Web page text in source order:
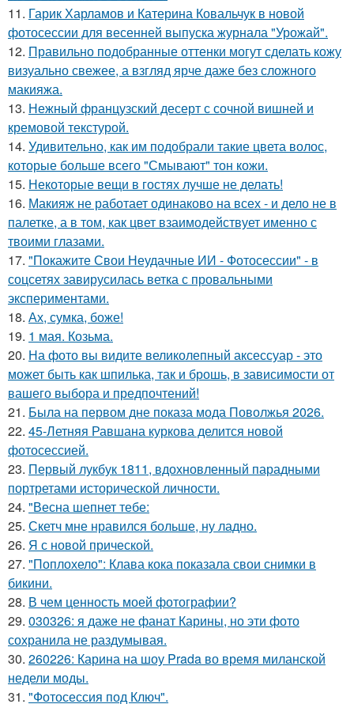
11. Гарик Харламов и Катерина Ковальчук в новой
фотосессии для весенней выпуска журнала "Урожай".
12. Правильно подобранные оттенки могут сделать кожу
визуально свежее, а взгляд ярче даже без сложного
макияжа.
13. Нежный французский десерт с сочной вишней и
кремовой текстурой.
14. Удивительно, как им подобрали такие цвета волос,
которые больше всего "Смывают" тон кожи.
15. Некоторые вещи в гостях лучше не делать!
16. Макияж не работает одинаково на всех - и дело не в
палетке, а в том, как цвет взаимодействует именно с
твоими глазами.
17. "Покажите Свои Неудачные ИИ - Фотосессии" - в
соцсетях завирусилась ветка с провальными
экспериментами.
18. Ах, сумка, боже!
19. 1 мая. Козьма.
20. На фото вы видите великолепный аксессуар - это
может быть как шпилька, так и брошь, в зависимости от
вашего выбора и предпочтений!
21. Была на первом дне показа мода Поволжья 2026.
22. 45-Летняя Равшана куркова делится новой
фотосессией.
23. Первый лукбук 1811, вдохновленный парадными
портретами исторической личности.
24. "Весна шепнет тебе:
25. Скетч мне нравился больше, ну ладно.
26. Я с новой прической.
27. "Поплохело": Клава кока показала свои снимки в
бикини.
28. В чем ценность моей фотографии?
29. 030326: я даже не фанат Карины, но эти фото
сохранила не раздумывая.
30. 260226: Карина на шоу Prada во время миланской
недели моды.
31. "Фотосессия под Ключ".